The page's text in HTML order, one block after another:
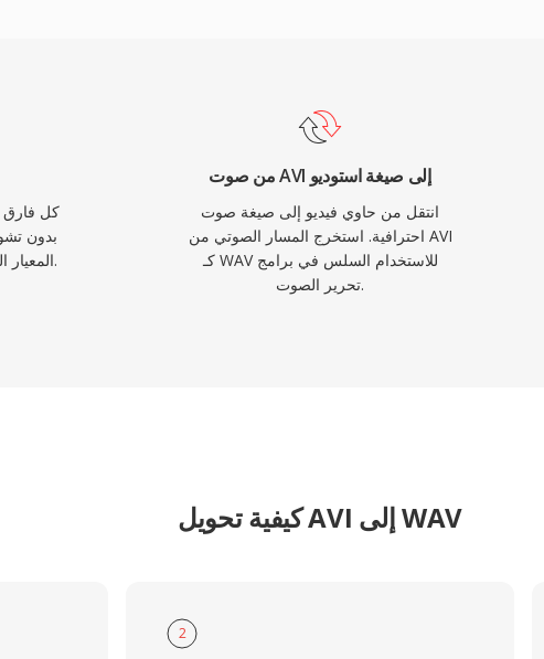
المعيار الذهبي لدقة الصوت في الإنتاج.
من صوت AVI إلى صيغة استوديو
انتقل من حاوي فيديو إلى صيغة صوت
احترافية. استخرج المسار الصوتي من AVI
كـ WAV للاستخدام السلس في برامج
تحرير الصوت.
كيفية تحويل AVI إلى WAV
2